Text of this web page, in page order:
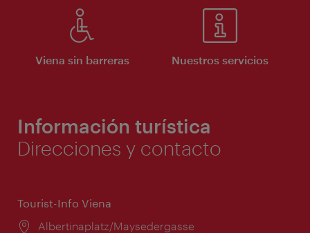
Viena sin barreras Nuestros servicios
Información turística
Direcciones y contacto
Tourist-Info Viena
Lugar:
Albertinaplatz/Maysedergasse